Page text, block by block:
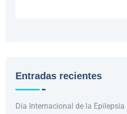
Entradas recientes
Día Internacional de la Epilepsia